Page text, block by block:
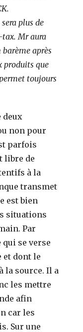
plus de
tax. Mr aura
après
produits que
toujours
deux
non pour
parfois
libre de
à la
transmet
est bien
situations
Par
se verse
et dont le
la source. Il a
les mettre
afin
car les
Sur une